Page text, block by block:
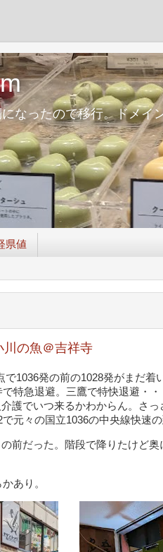
なったので移行。ドメイ
県値
川の魚＠吉祥寺
1036発の前の1028発がまだ着
特急退避。三鷹で特快退避・
護でいつ来るかわからん。さ
元々の国立1036の中央線快速
前だった。階段で降りたけど
あり。